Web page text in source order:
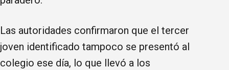
Las autoridades confirmaron que el tercer
joven identificado tampoco se presentó al
colegio ese día, lo que llevó a los